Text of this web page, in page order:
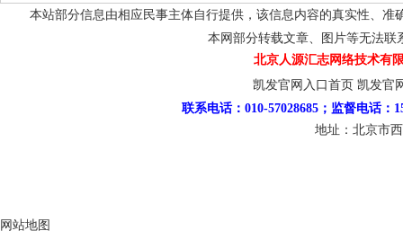
本站部分信息由相应民事主体自行提供，该信息内容的真实性、准
本网部分转载文章、图片等无法
北京人源汇志网络技术有
凯发官网入口首页 凯发官
联系电话：010-57028685；监督电话：
地址：北京市
网站地图